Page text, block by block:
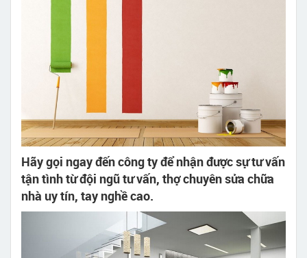
Hãy gọi ngay đến công ty để nhận được sự tư vấn
tận tình từ đội ngũ tư vấn, thợ chuyên sửa chữa
nhà uy tín, tay nghề cao.